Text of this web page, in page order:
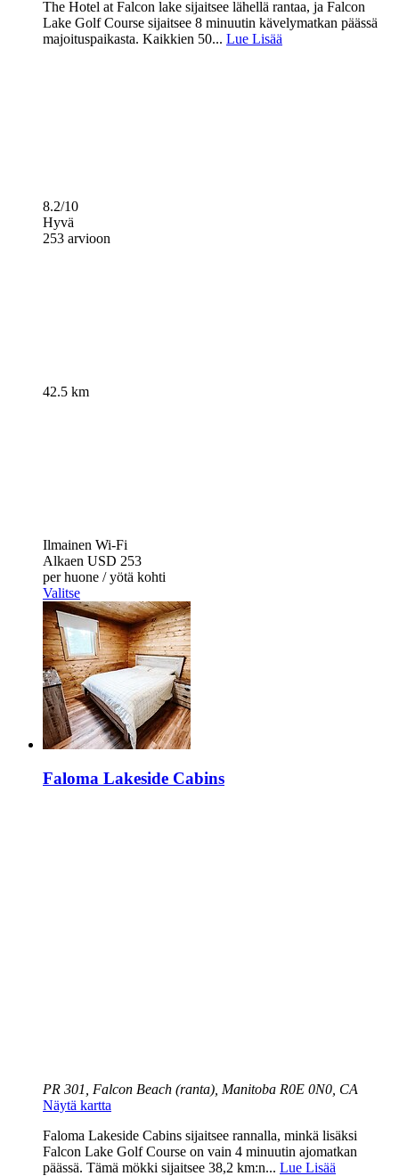
The Hotel at Falcon lake sijaitsee lähellä rantaa, ja Falcon
Lake Golf Course sijaitsee 8 minuutin kävelymatkan päässä
majoituspaikasta. Kaikkien 50... Lue Lisää
8.2/10
Hyvä
253 arvioon
42.5 km
Ilmainen Wi-Fi
Alkaen USD 253
per huone / yötä kohti
Valitse
Faloma Lakeside Cabins
PR 301, Falcon Beach (ranta), Manitoba R0E 0N0, CA
Näytä kartta
Faloma Lakeside Cabins sijaitsee rannalla, minkä lisäksi
Falcon Lake Golf Course on vain 4 minuutin ajomatkan
päässä. Tämä mökki sijaitsee 38,2 km:n... Lue Lisää